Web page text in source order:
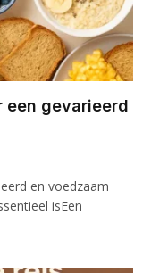
een gevarieerd
en voedzaam
isEen